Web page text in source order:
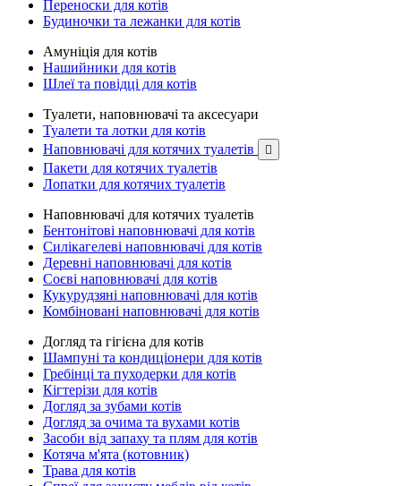
Переноски для котів
Будиночки та лежанки для котів
Амуніція для котів
Нашийники для котів
Шлеї та повідці для котів
Туалети, наповнювачі та аксесуари
Туалети та лотки для котів
Наповнювачі для котячих туалетів

Пакети для котячих туалетів
Лопатки для котячих туалетів
Наповнювачі для котячих туалетів
Бентонітові наповнювачі для котів
Силікагелеві наповнювачі для котів
Деревні наповнювачі для котів
Соєві наповнювачі для котів
Кукурудзяні наповнювачі для котів
Комбіновані наповнювачі для котів
Догляд та гігієна для котів
Шампуні та кондиціонери для котів
Гребінці та пуходерки для котів
Кігтерізи для котів
Догляд за зубами котів
Догляд за очима та вухами котів
Засоби від запаху та плям для котів
Котяча м'ята (котовник)
Трава для котів